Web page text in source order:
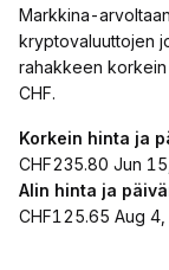
Markkina-
kryptovaluuttojen
rahakkeen korkein
CHF.
Korkein hinta ja
CHF235.80 Jun
Alin hinta ja
CHF125.65 Aug